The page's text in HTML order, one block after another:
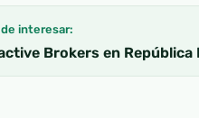
interesar:
Brokers en República